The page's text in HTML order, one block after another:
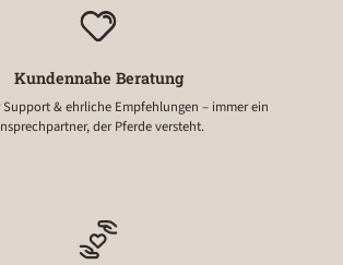
Kundennahe Beratung
Support & ehrliche Empfehlungen – immer ein
der Pferde versteht.